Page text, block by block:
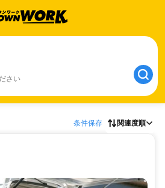
さい
条件保存 関連度順